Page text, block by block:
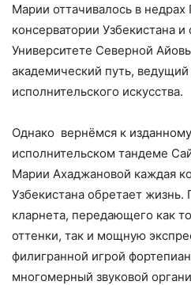
Марии оттачивалось в недрах
консерватории Узбекистана
Университете Северной
академический путь,
исполнительского искусства.
Однако вернёмся к
исполнительском тандеме
Марии Ахаджановой каждая
Узбекистана обретает жизнь.
кларнета, передающего как
оттенки, так и мощную
филигранной игрой
многомерный звуковой